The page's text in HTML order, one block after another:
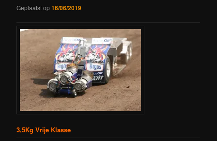
Geplaatst op16/06/2019
3,5Kg Vrije Klasse